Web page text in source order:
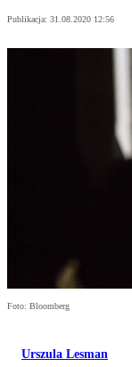
Publikacja: 31.08.2020 12:56
Foto: Bloomberg
Urszula Lesman